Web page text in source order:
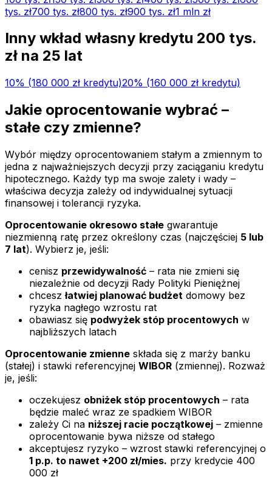
tys. zł700 tys. zł800 tys. zł900 tys. zł1 mln zł
Inny wkład własny kredytu 200 tys.
zł na 25 lat
10% (180 000 zł kredytu)20% (160 000 zł kredytu)
Jakie oprocentowanie wybrać –
stałe czy zmienne?
Wybór między oprocentowaniem stałym a zmiennym to
jedna z najważniejszych decyzji przy zaciąganiu kredytu
hipotecznego. Każdy typ ma swoje zalety i wady –
właściwa decyzja zależy od indywidualnej sytuacji
finansowej i tolerancji ryzyka.
Oprocentowanie okresowo stałe gwarantuje
niezmienną ratę przez określony czas (najczęściej 5 lub
7 lat). Wybierz je, jeśli:
cenisz przewidywalność – rata nie zmieni się
niezależnie od decyzji Rady Polityki Pieniężnej
chceszłatwiej planować budżet domowy bez
ryzyka nagłego wzrostu rat
obawiasz się podwyżek stóp procentowych w
najbliższych latach
Oprocentowanie zmienne składa się z marży banku
(stałej) i stawki referencyjnej WIBOR (zmiennej). Rozważ
je, jeśli:
oczekujesz obniżek stóp procentowych – rata
będzie maleć wraz ze spadkiem WIBOR
zależy Ci na niższej racie początkowej – zmienne
oprocentowanie bywa niższe od stałego
akceptujesz ryzyko – wzrost stawki referencyjnej o
1 p.p. to nawet +200 zł/mies. przy kredycie 400
000 zł